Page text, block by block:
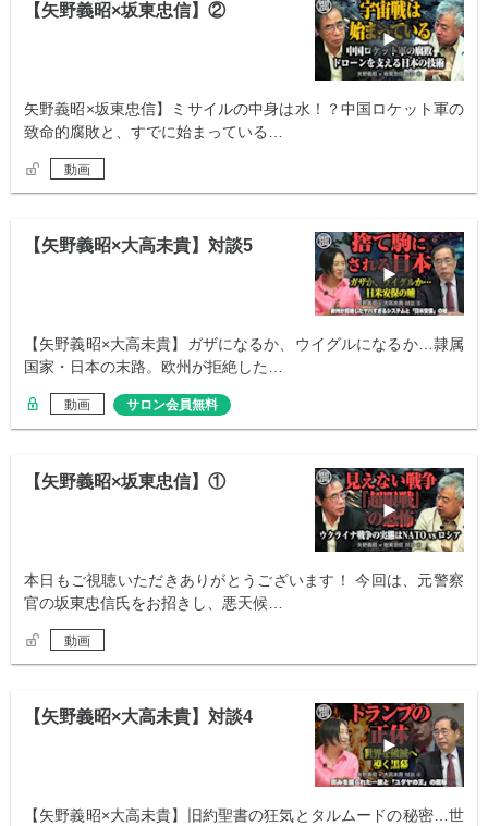
【矢野義昭×坂東忠信】②
矢野義昭×坂東忠信】ミサイルの中身は水！？中国ロケット軍の
致命的腐敗と、すでに始まっている…
動画
【矢野義昭×大高未貴】対談5
【矢野義昭×大高未貴】ガザになるか、ウイグルになるか…隷属
国家・日本の末路。欧州が拒絶した…
動画 サロン会員無料
【矢野義昭×坂東忠信】①
本日もご視聴いただきありがとうございます！ 今回は、元警察
官の坂東忠信氏をお招きし、悪天候…
動画
【矢野義昭×大高未貴】対談4
【矢野義昭×大高未貴】旧約聖書の狂気とタルムードの秘密…世